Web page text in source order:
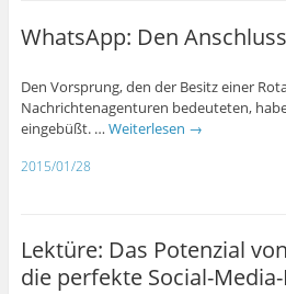
WhatsApp: Den
Den Vorsprung, den der Besitz einer
Nachrichtenagenturen bedeuteten,
eingebüßt. … Weiterlesen →
2015/01/28
Lektüre: Das Potenzial
die perfekte Social-